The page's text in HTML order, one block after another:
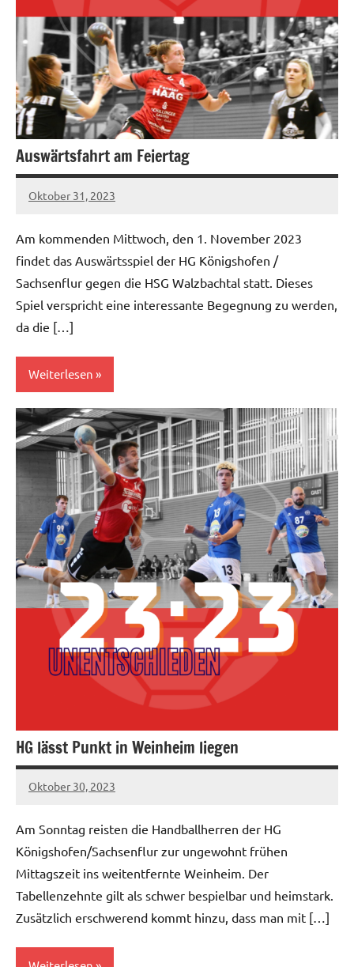
Auswärtsfahrt am Feiertag
Oktober 31, 2023
hgadmin
Am kommenden Mittwoch, den 1. November 2023
findet das Auswärtsspiel der HG Königshofen /
Sachsenflur gegen die HSG Walzbachtal statt. Dieses
Spiel verspricht eine interessante Begegnung zu werden,
da die […]
Weiterlesen
Damen
HG lässt Punkt in Weinheim liegen
Oktober 30, 2023
hgadmin
Am Sonntag reisten die Handballherren der HG
Königshofen/Sachsenflur zur ungewohnt frühen
Mittagszeit ins weitentfernte Weinheim. Der
Tabellenzehnte gilt als schwer bespielbar und heimstark.
Zusätzlich erschwerend kommt hinzu, dass man mit […]